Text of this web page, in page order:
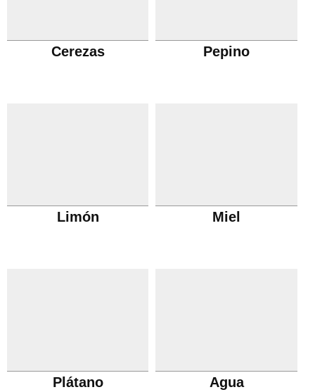
Cerezas Pepino
Limón Miel
Plátano Agua